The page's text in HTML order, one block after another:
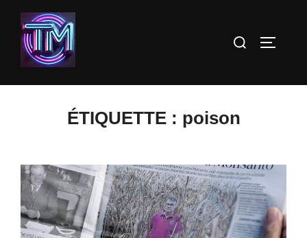
Aller
contenu
Rechercher :
ÉTIQUETTE : poison